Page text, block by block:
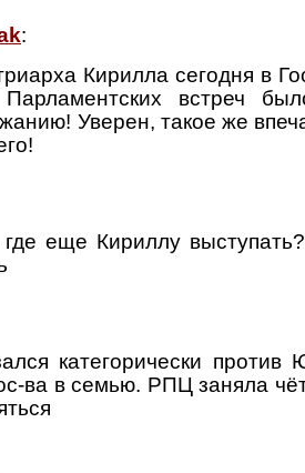
:
Кирилла сегодня в
Парламентских встреч
Уверен, такое же
еще Кириллу
категорически
ва в семью. РПЦ заняла